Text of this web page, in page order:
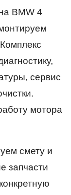
BMW 4
сервис
мотора
смету и
запчасти